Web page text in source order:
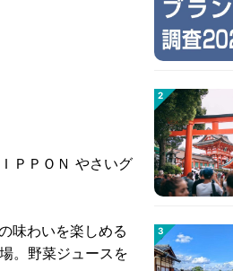
ＰＰＯＮ やさいグ
味わいを楽しめる
。野菜ジュースを
2
3